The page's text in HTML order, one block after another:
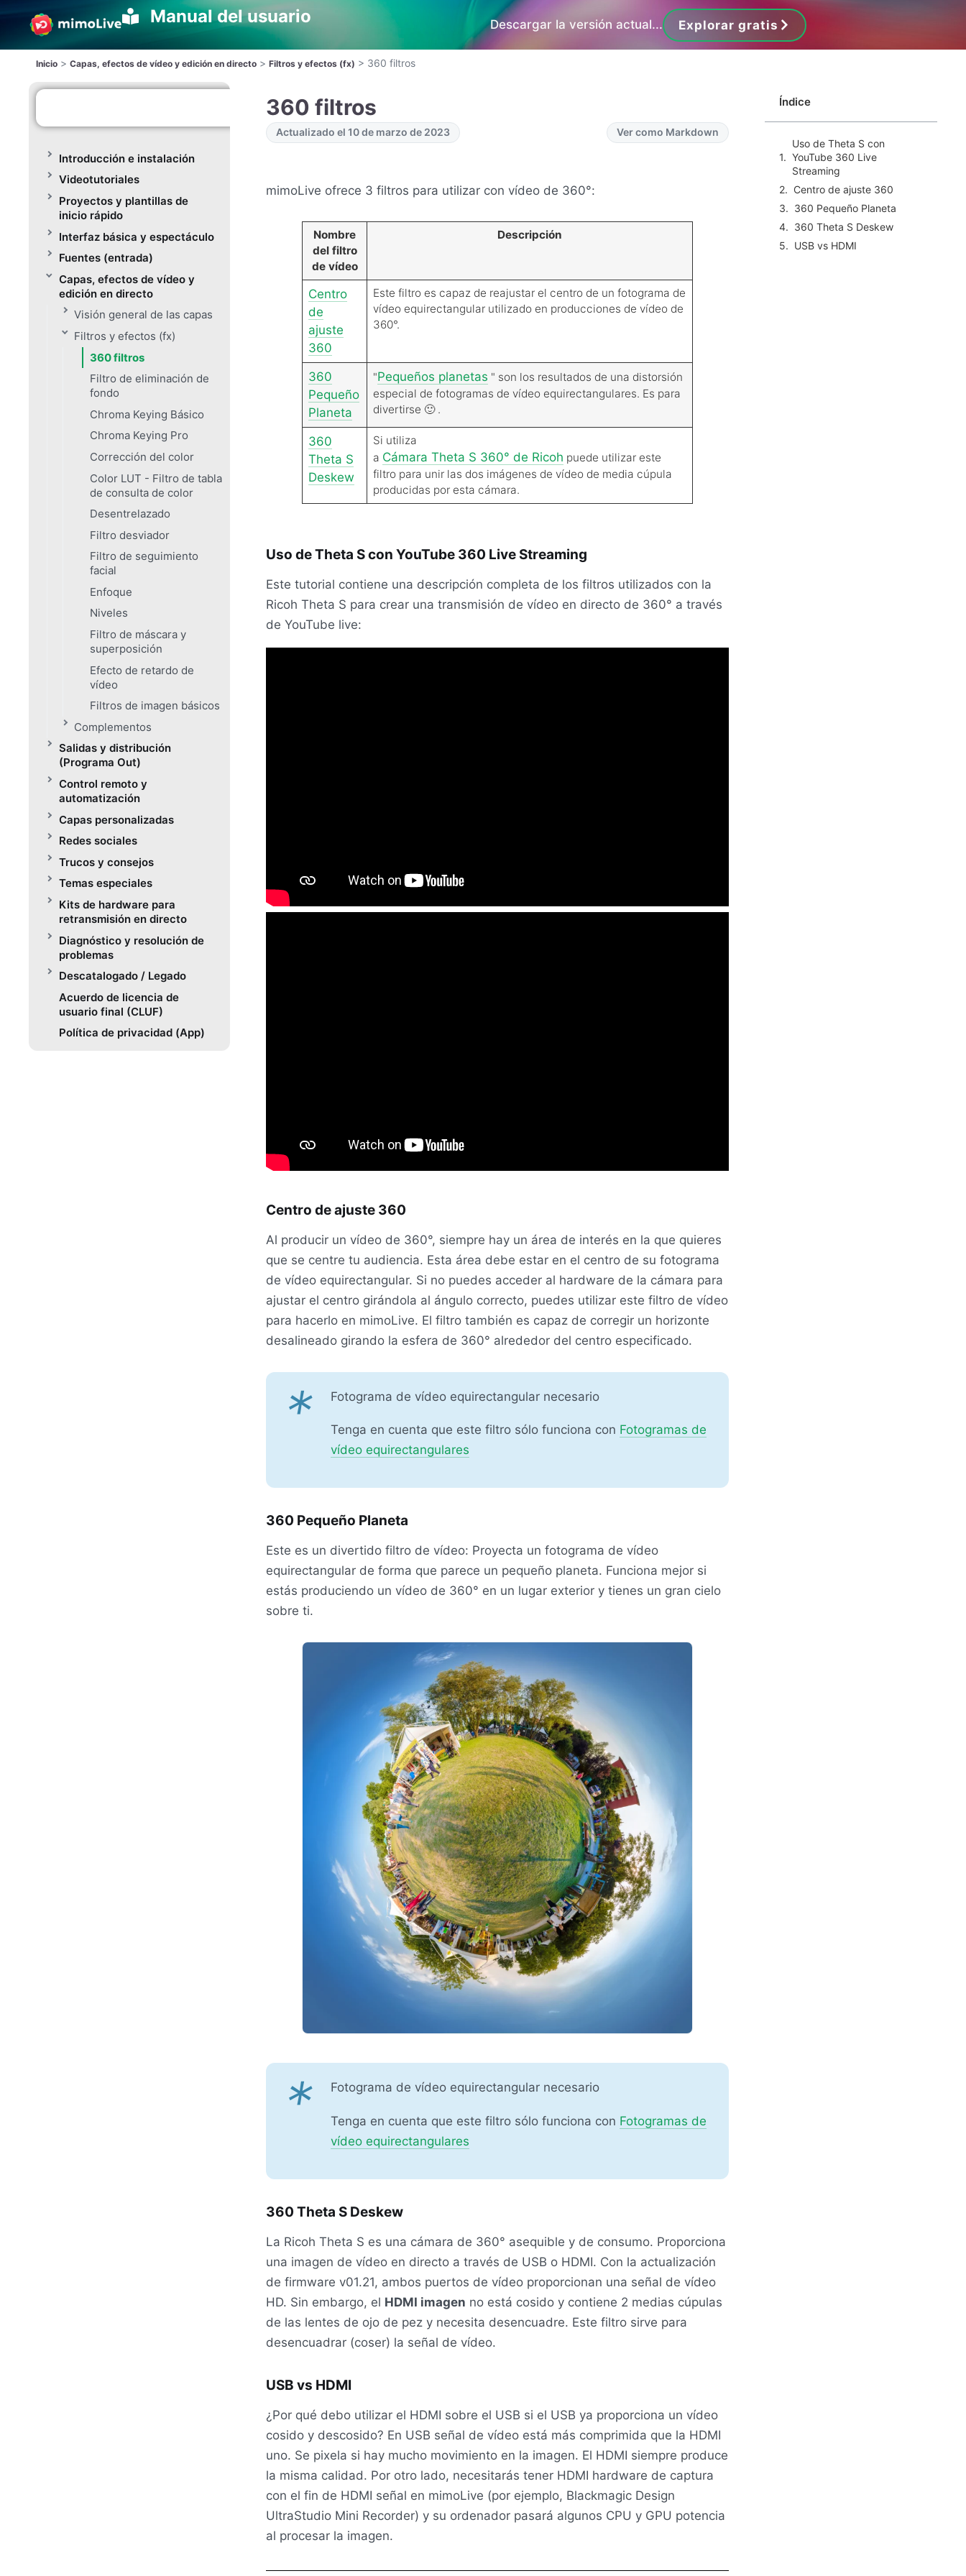
Manual del usuario Descargar la versión actual... Explorar gratis
Inicio > Capas, efectos de vídeo y edición en directo > Filtros y efectos (fx) > 360 filtros
Introducción e instalación
Videotutoriales
Proyectos y plantillas de
inicio rápido
Interfaz básica y espectáculo
Fuentes (entrada)
Capas, efectos de vídeo y
edición en directo
Visión general de las capas
Filtros y efectos (fx)
360 filtros
Filtro de eliminación de
fondo
Chroma Keying Básico
Chroma Keying Pro
Corrección del color
Color LUT - Filtro de tabla
de consulta de color
Desentrelazado
Filtro desviador
Filtro de seguimiento
facial
Enfoque
Niveles
Filtro de máscara y
superposición
Efecto de retardo de
vídeo
Filtros de imagen básicos
Complementos
Salidas y distribución
(Programa Out)
Control remoto y
automatización
Capas personalizadas
Redes sociales
Trucos y consejos
Temas especiales
Kits de hardware para
retransmisión en directo
Diagnóstico y resolución de
problemas
Descatalogado / Legado
Acuerdo de licencia de
usuario final (CLUF)
Política de privacidad (App)
360 filtros
Actualizado el 10 de marzo de 2023 Ver como Markdown
mimoLive ofrece 3 filtros para utilizar con vídeo de 360°:
Nombre
del filtro
de vídeo
Descripción
Centro
de
ajuste
360
Este filtro es capaz de reajustar el centro de un fotograma de
vídeo equirectangular utilizado en producciones de vídeo de
360°.
360
Pequeño
Planeta
"Pequeños planetas " son los resultados de una distorsión
especial de fotogramas de vídeo equirectangulares. Es para
divertirse 🙂 .
360
Theta S
Deskew
Si utiliza
a Cámara Theta S 360° de Ricoh puede utilizar este
filtro para unir las dos imágenes de vídeo de media cúpula
producidas por esta cámara.
Uso de Theta S con YouTube 360 Live Streaming
Este tutorial contiene una descripción completa de los filtros utilizados con la
Ricoh Theta S para crear una transmisión de vídeo en directo de 360° a través
de YouTube live:
Centro de ajuste 360
Al producir un vídeo de 360°, siempre hay un área de interés en la que quieres
que se centre tu audiencia. Esta área debe estar en el centro de su fotograma
de vídeo equirectangular. Si no puedes acceder al hardware de la cámara para
ajustar el centro girándola al ángulo correcto, puedes utilizar este filtro de vídeo
para hacerlo en mimoLive. El filtro también es capaz de corregir un horizonte
desalineado girando la esfera de 360° alrededor del centro especificado.
* Fotograma de vídeo equirectangular necesario
Tenga en cuenta que este filtro sólo funciona con Fotogramas de
vídeo equirectangulares
360 Pequeño Planeta
Este es un divertido filtro de vídeo: Proyecta un fotograma de vídeo
equirectangular de forma que parece un pequeño planeta. Funciona mejor si
estás produciendo un vídeo de 360° en un lugar exterior y tienes un gran cielo
sobre ti.
* Fotograma de vídeo equirectangular necesario
Tenga en cuenta que este filtro sólo funciona con Fotogramas de
vídeo equirectangulares
360 Theta S Deskew
La Ricoh Theta S es una cámara de 360° asequible y de consumo. Proporciona
una imagen de vídeo en directo a través de USB o HDMI. Con la actualización
de firmware v01.21, ambos puertos de vídeo proporcionan una señal de vídeo
HD. Sin embargo, el HDMI imagen no está cosido y contiene 2 medias cúpulas
de las lentes de ojo de pez y necesita desencuadre. Este filtro sirve para
desencuadrar (coser) la señal de vídeo.
USB vs HDMI
¿Por qué debo utilizar el HDMI sobre el USB si el USB ya proporciona un vídeo
cosido y descosido? En USB señal de vídeo está más comprimida que la HDMI
uno. Se pixela si hay mucho movimiento en la imagen. El HDMI siempre produce
la misma calidad. Por otro lado, necesitarás tener HDMI hardware de captura
con el fin de HDMI señal en mimoLive (por ejemplo, Blackmagic Design
UltraStudio Mini Recorder) y su ordenador pasará algunos CPU y GPU potencia
al procesar la imagen.
Índice
Uso de Theta S con
YouTube 360 Live
Streaming
Centro de ajuste 360
360 Pequeño Planeta
360 Theta S Deskew
USB vs HDMI